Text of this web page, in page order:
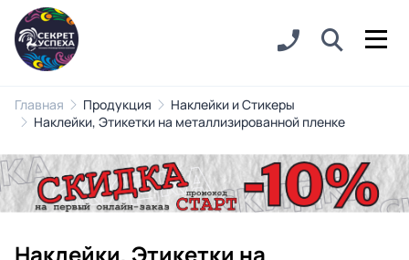
Главная Продукция
Наклейки и Стикеры
Наклейки, Этикетки на металлизированной пленке